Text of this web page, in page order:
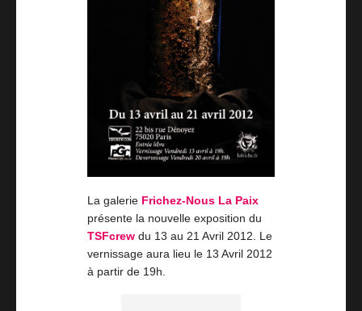
La galerie Frichez-Nous La Paix
présente la nouvelle exposition du
TSFcrew du 13 au 21 Avril 2012. Le
vernissage aura lieu le 13 Avril 2012
à partir de 19h.